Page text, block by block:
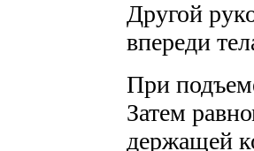
Другой
впереди
При
Затем
держащей